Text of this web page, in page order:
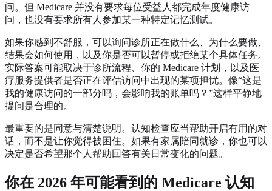
问。但 Medicare 并没有要求每位受益人都完成年度健康访
问，也没有要求所有人参加某一种特定记忆测试。
如果你感到不舒服，可以询问诊所正在做什么、为什么要做、
结果会如何使用，以及你是否可以暂停或拒绝某个具体任务。
实际答案可能取决于诊所流程、你的 Medicare 计划，以及医
疗服务提供者是否正在评估访问中出现的某项担忧。像“这是
我的健康访问的一部分吗，会影响我的账单吗？”这样平静地
提问是合理的。
最重要的是同意与清楚说明。认知检查应当帮助开启有用的对
话，而不是让你觉得被困住。如果有家属陪同就诊，你也可以
决定是否希望那个人帮助回答有关日常变化的问题。
你在 2026 年可能看到的 Medicare 认知